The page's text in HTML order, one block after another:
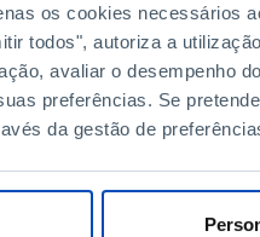
os cookies necessários
todos", autoriza a
avaliar o desempenho
preferências. Se
da gestão de
DATA DE FIM